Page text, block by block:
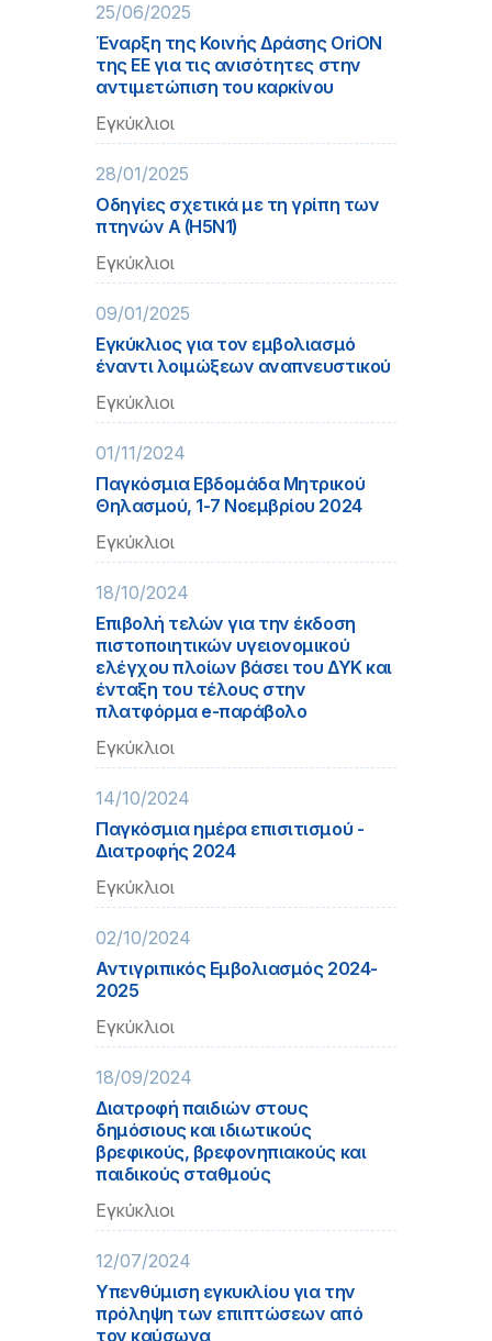
25/06/2025
Έναρξη της Κοινής Δράσης OriON
της ΕΕ για τις ανισότητες στην
αντιμετώπιση του καρκίνου
Εγκύκλιοι
28/01/2025
Οδηγίες σχετικά με τη γρίπη των
πτηνών Α (Η5Ν1)
Εγκύκλιοι
09/01/2025
Εγκύκλιος για τον εμβολιασμό
έναντι λοιμώξεων αναπνευστικού
Εγκύκλιοι
01/11/2024
Παγκόσμια Εβδομάδα Μητρικού
Θηλασμού, 1-7 Νοεμβρίου 2024
Εγκύκλιοι
18/10/2024
Επιβολή τελών για την έκδοση
πιστοποιητικών υγειονομικού
ελέγχου πλοίων βάσει του ΔΥΚ και
ένταξη του τέλους στην
πλατφόρμα e-παράβολο
Εγκύκλιοι
14/10/2024
Παγκόσμια ημέρα επισιτισμού -
Διατροφής 2024
Εγκύκλιοι
02/10/2024
Αντιγριπικός Εμβολιασμός 2024-
2025
Εγκύκλιοι
18/09/2024
Διατροφή παιδιών στους
δημόσιους και ιδιωτικούς
βρεφικούς, βρεφονηπιακούς και
παιδικούς σταθμούς
Εγκύκλιοι
12/07/2024
Υπενθύμιση εγκυκλίου για την
πρόληψη των επιπτώσεων από
τον καύσωνα